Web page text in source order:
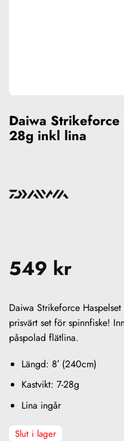
Daiwa
28g inkl lina
549 kr
Daiwa Strikeforce
prisvärt set för spinnfiske!
påspolad flätlina.
Längd: 8′ (240cm)
Kastvikt: 7-28g
Lina ingår
Slut i lager